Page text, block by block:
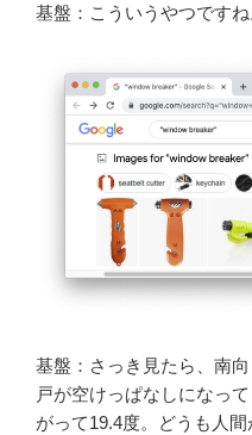
基盤：こういうやつですね
基盤：さっき見たら、南
戸が空けっぱなしになっ
がって19.4度。どうも人